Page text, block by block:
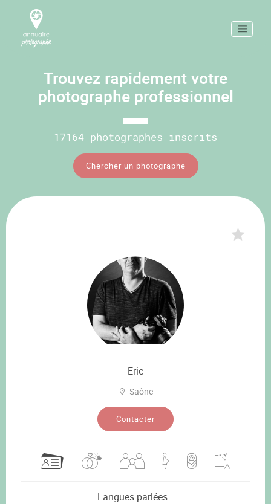
Trouvez rapidement votre
photographe professionnel
17164 photographes inscrits
Chercher un photographe
Eric
Saône
Contacter
Langues parlées